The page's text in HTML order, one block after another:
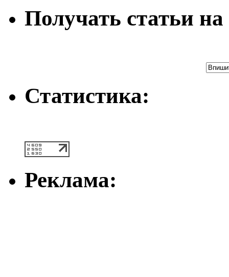
Получать статьи
Статистика:
Реклама: